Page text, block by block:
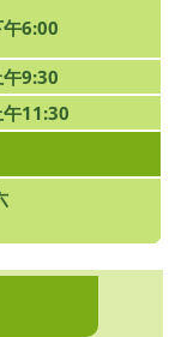
6:00
9:30
11:30